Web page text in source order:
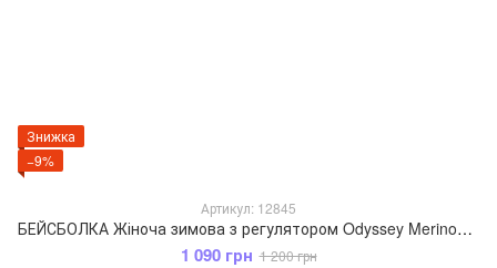
Знижка
−9%
Артикул: 12845
БЕЙСБОЛКА Жіноча зимова з регулятором Odyssey Merino+PA 55-59 см СІрий 12845
1 090 грн 1 200 грн